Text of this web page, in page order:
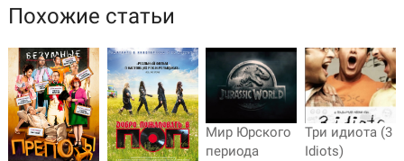
Похожие статьи
Мир Юрского
периода
Три идиота (3
Idiots)